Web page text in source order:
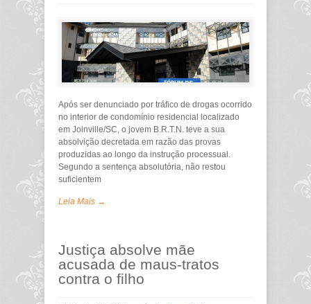
Após ser denunciado por tráfico de drogas ocorrido
no interior de condomínio residencial localizado
em Joinville/SC, o jovem B.R.T.N. teve a sua
absolvição decretada em razão das provas
produzidas ao longo da instrução processual.
Segundo a sentença absolutória, não restou
suficientem
Leia Mais →
Justiça absolve mãe
acusada de maus-tratos
contra o filho